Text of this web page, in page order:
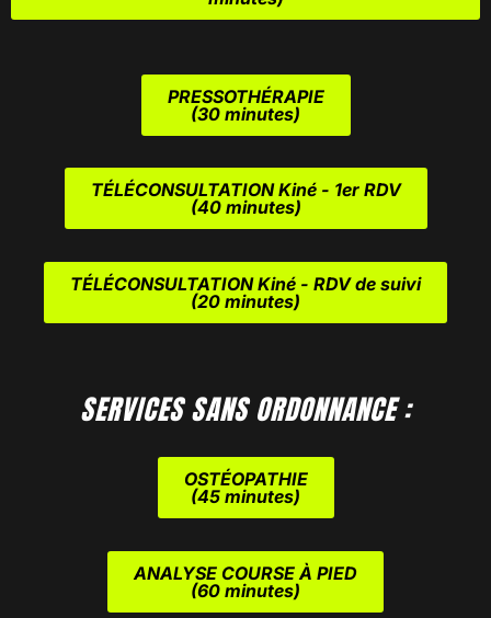
PRESSOTHÉRAPIE
(30 minutes)
TÉLÉCONSULTATION Kiné - 1er RDV
(40 minutes)
TÉLÉCONSULTATION Kiné - RDV de suivi
(20 minutes)
SERVICES SANS ORDONNANCE :
OSTÉOPATHIE
(45 minutes)
ANALYSE COURSE À PIED
(60 minutes)